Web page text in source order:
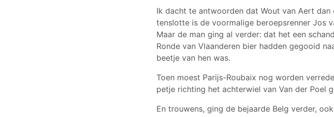
Ik dacht te antwoorden dat Wout van Aert dan
tenslotte is de voormalige beroepsrenner Jos
Maar de man ging al verder: dat het een
Ronde van Vlaanderen bier hadden gegooid
beetje van hen was.
Toen moest Parijs-Roubaix nog worden
petje richting het achterwiel van Van der Poel
En trouwens, ging de bejaarde Belg verder,